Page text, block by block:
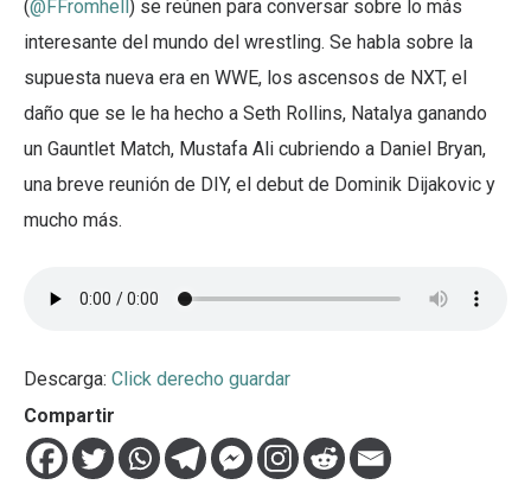
(@FFromhell) se reúnen para conversar sobre lo más
interesante del mundo del wrestling. Se habla sobre la
supuesta nueva era en WWE, los ascensos de NXT, el
daño que se le ha hecho a Seth Rollins, Natalya ganando
un Gauntlet Match, Mustafa Ali cubriendo a Daniel Bryan,
una breve reunión de DIY, el debut de Dominik Dijakovic y
mucho más.
Descarga: Click derecho guardar
Compartir